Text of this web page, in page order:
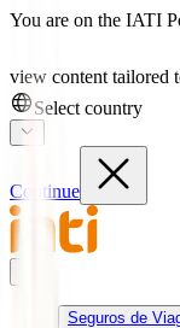
You are on the IATI
view content tailored
Select country
Continue
Seguros de